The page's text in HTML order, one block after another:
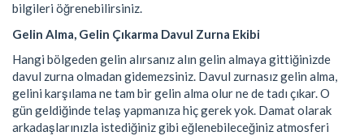
bilgileri öğrenebilirsiniz.
Gelin Alma, Gelin Çıkarma Davul Zurna Ekibi
Hangi bölgeden gelin alırsanız alın gelin almaya gittiğinizde
davul zurna olmadan gidemezsiniz. Davul zurnasız gelin alma,
gelini karşılama ne tam bir gelin alma olur ne de tadı çıkar. O
gün geldiğinde telaş yapmanıza hiç gerek yok. Damat olarak
arkadaşlarınızla istediğiniz gibi eğlenebileceğiniz atmosferi